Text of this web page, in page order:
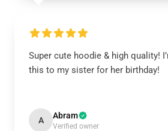
Super cute hoodie & high quality!
this to my sister for her birthday!
A Abram
Verified owner